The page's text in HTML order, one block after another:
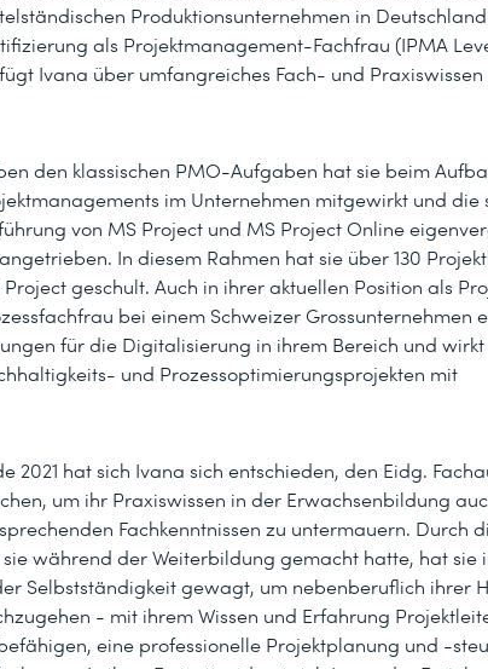
Produktionsunternehmen in
als Projektmanagement-Fachfrau (IPMA
Ivana über umfangreiches Fach- und
den klassischen PMO-Aufgaben hat sie beim
im Unternehmen mitgewirkt und
von MS Project und MS Project Online
In diesem Rahmen hat sie über 130
Project geschult. Auch in ihrer aktuellen Position als
bei einem Schweizer Grossunternehmen
für die Digitalisierung in ihrem Bereich und
und Prozessoptimierungsprojekten mit
2021 hat sich Ivana sich entschieden, den Eidg.
um ihr Praxiswissen in der Erwachsenbildung
Fachkenntnissen zu untermauern. Durch
während der Weiterbildung gemacht hatte, hat sie
Selbstständigkeit gewagt, um nebenberuflich ihrer
- mit ihrem Wissen und Erfahrung
eine professionelle Projektplanung und -